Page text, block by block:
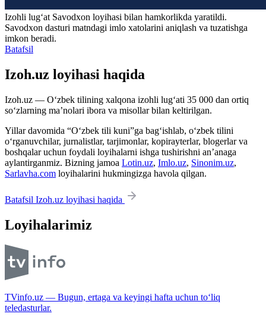
Izohli lugʻat Savodxon loyihasi bilan hamkorlikda yaratildi.
Savodxon dasturi matndagi imlo xatolarini aniqlash va tuzatishga
imkon beradi.
Batafsil
Izoh.uz loyihasi haqida
Izoh.uz — O‘zbek tilining xalqona izohli lug‘ati 35 000 dan ortiq
so‘zlarning ma’nolari ibora va misollar bilan keltirilgan.
Yillar davomida “O‘zbek tili kuni”ga bag‘ishlab, o‘zbek tilini
o‘rganuvchilar, jurnalistlar, tarjimonlar, kopirayterlar, blogerlar va
boshqalar uchun foydali loyihalarni ishga tushirishni an’anaga
aylantirganmiz. Bizning jamoa Lotin.uz, Imlo.uz, Sinonim.uz,
Sarlavha.com loyihalarini hukmingizga havola qilgan.
Batafsil Izoh.uz loyihasi haqida
Loyihalarimiz
TVinfo.uz — Bugun, ertaga va keyingi hafta uchun to‘liq
teledasturlar.